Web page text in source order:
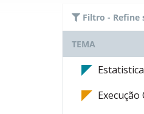
Filtro - Refine
TEMA